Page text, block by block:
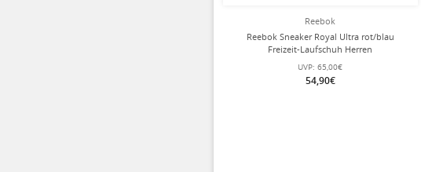
Reebok
Reebok Sneaker Royal Ultra rot/blau
Freizeit-Laufschuh Herren
UVP: 65,00€
54,90€